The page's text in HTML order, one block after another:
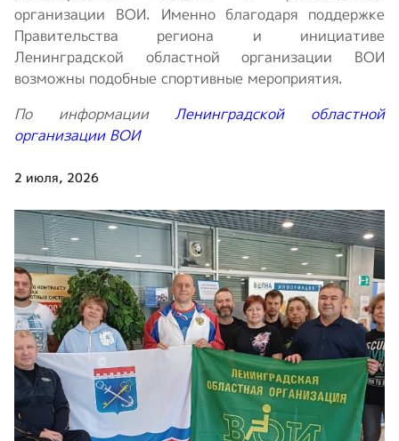
организации ВОИ. Именно благодаря поддержке
Правительства региона и инициативе
Ленинградской областной организации ВОИ
возможны подобные спортивные мероприятия.
По информацииЛенинградской областной
организации ВОИ
2 июля, 2026